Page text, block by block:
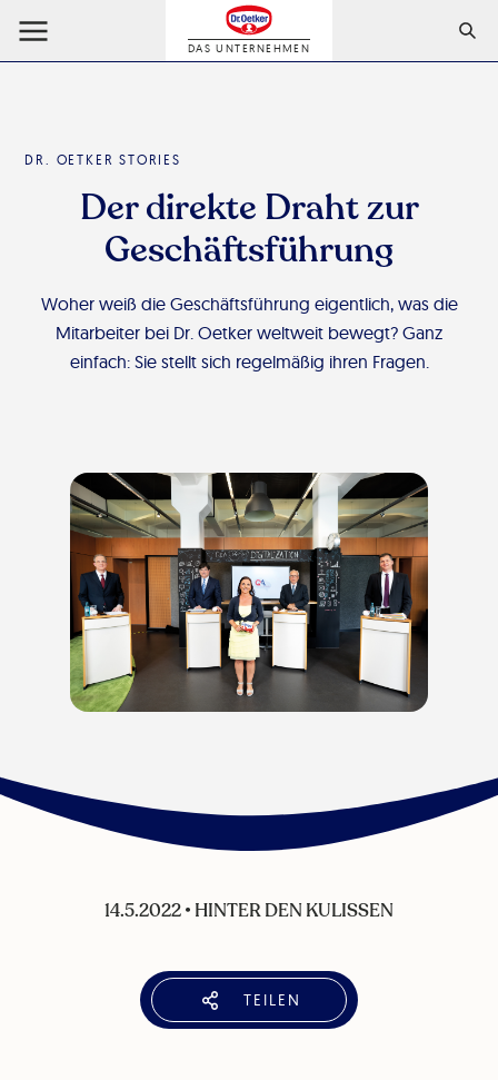
DAS UNTERNEHMEN
DR. OETKER STORIES
Der direkte Draht zur
Geschäftsführung
Woher weiß die Geschäftsführung eigentlich, was die
Mitarbeiter bei Dr. Oetker weltweit bewegt? Ganz
einfach: Sie stellt sich regelmäßig ihren Fragen.
14.5.2022• HINTER DEN KULISSEN
TEILEN